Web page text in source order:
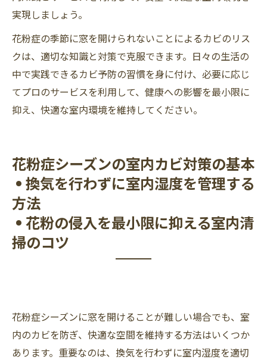
実現しましょう。
花粉症の季節に窓を開けられないことによるカビのリス
クは、適切な知識と対策で克服できます。日々の生活の
中で実践できるカビ予防の習慣を身に付け、必要に応じ
てプロのサービスを利用して、健康への影響を最小限に
抑え、快適な室内環境を維持してください。
花粉症シーズンの室内カビ対策の基本
• 換気を行わずに室内湿度を管理する
方法
• 花粉の侵入を最小限に抑える室内清
掃のコツ
花粉症シーズンに窓を開けることが難しい場合でも、室
内のカビを防ぎ、快適な空間を維持する方法はいくつか
あります。重要なのは、換気を行わずに室内湿度を適切